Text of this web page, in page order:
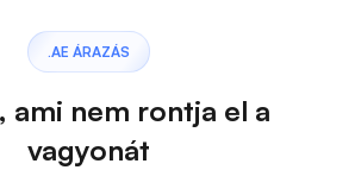
.AE ÁRAZÁS
ami nem rontja el a
vagyonát